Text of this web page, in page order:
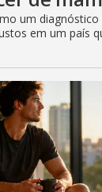
um diagnóstico
em um país